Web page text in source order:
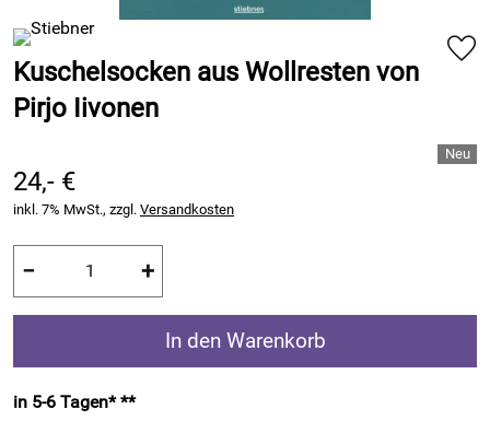
Kuschelsocken aus Wollresten von
Pirjo Iivonen
24,- €
inkl. 7% MwSt., zzgl. Versandkosten
− +
In den Warenkorb
in 5-6 Tagen* **